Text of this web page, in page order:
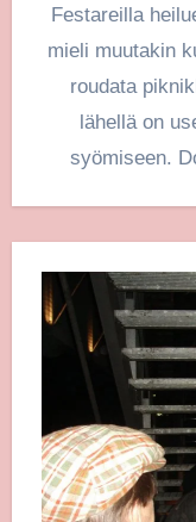
Festareilla
mieli muutakin
roudata
lähellä on
syömiseen.